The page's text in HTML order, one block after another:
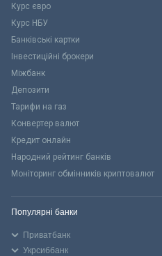
Курс євро
Курс НБУ
Банківські картки
Інвестиційні брокери
Міжбанк
Депозити
Тарифи на газ
Конвертер валют
Кредит онлайн
Народний рейтинг банків
Моніторинг обмінників криптовалют
Популярні банки
Приватбанк
Укрсиббанк